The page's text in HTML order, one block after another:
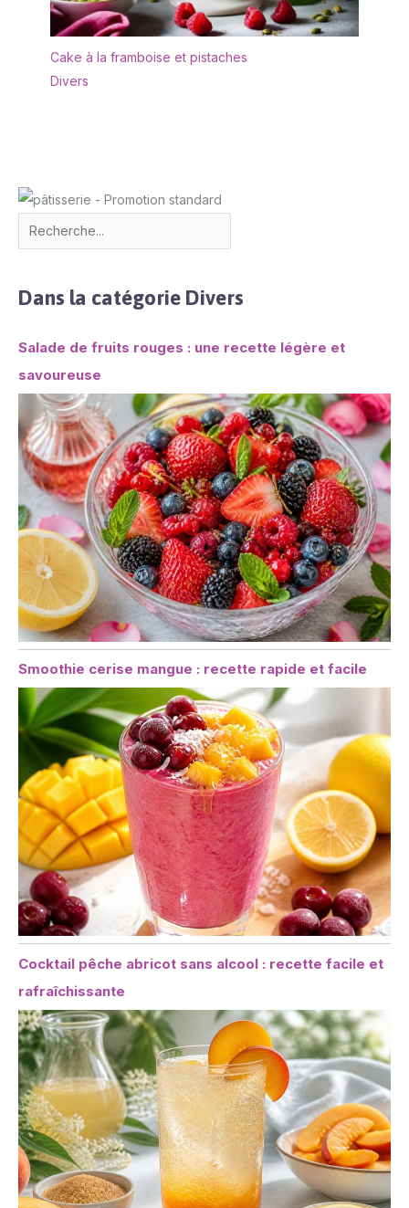
Cake à la framboise et pistaches
Divers
Dans la catégorie Divers
Salade de fruits rouges : une recette légère et
savoureuse
Smoothie cerise mangue : recette rapide et facile
Cocktail pêche abricot sans alcool : recette facile et
rafraîchissante